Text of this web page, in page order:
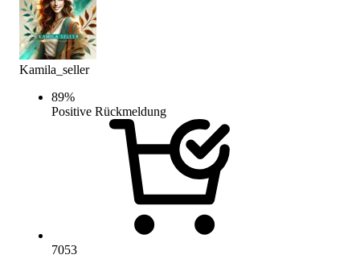
Kamila_seller
89%
Positive Rückmeldung
7053